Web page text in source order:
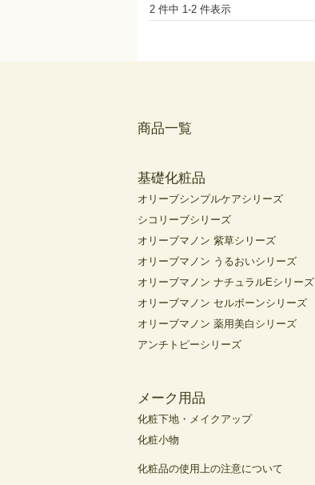
2 件中 1-2 件表示
商品一覧
基礎化粧品
オリーブシンプルケアシリーズ
シコリーブシリーズ
オリーブマノン 紫草シリーズ
オリーブマノン うるおいシリーズ
オリーブマノン ナチュラルEシリーズ
オリーブマノン セルボーンシリーズ
オリーブマノン 薬用美白シリーズ
アンチトピーシリーズ
メーク用品
化粧下地・メイクアップ
化粧小物
化粧品の使用上の注意について